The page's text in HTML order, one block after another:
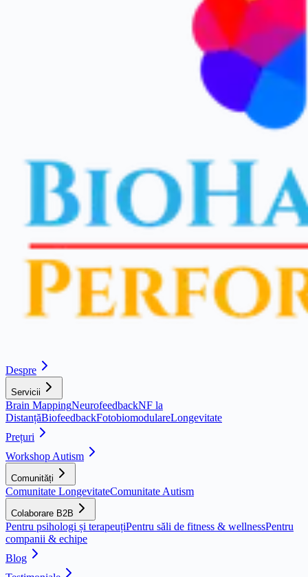
Despre
Servicii
Brain MappingNeurofeedbackNF la
DistanțăBiofeedbackFotobiomodulareLongevitate
Prețuri
Workshop Autism
Comunități
Comunitate LongevitateComunitate Autism
Colaborare B2B
Pentru psihologi și terapeuțiPentru săli de fitness & wellnessPentru
companii & echipe
Blog